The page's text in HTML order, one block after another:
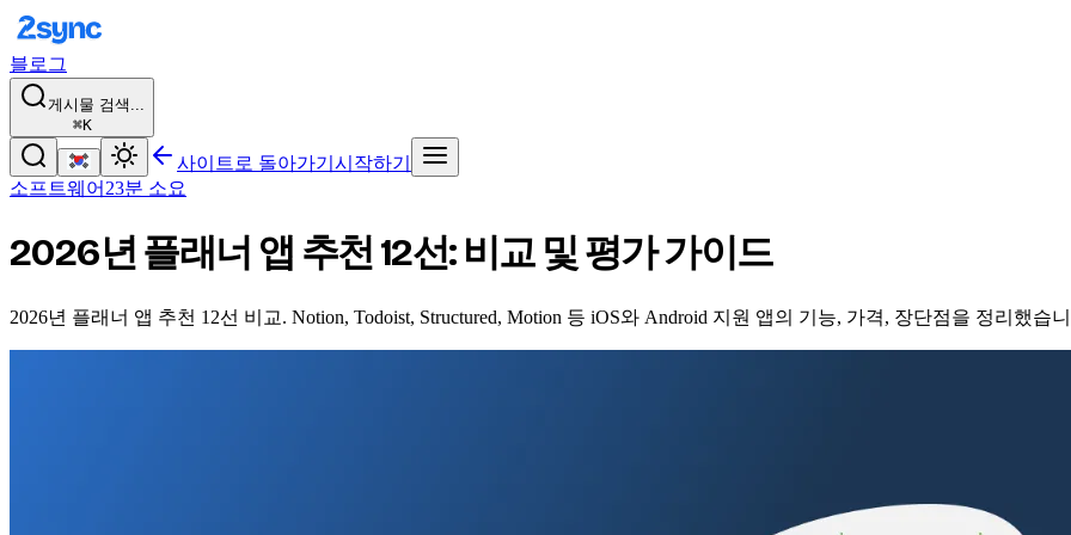
블로그
게시물 검색...
⌘K
사이트로 돌아가기 시작하기
소프트웨어 23분 소요
2026년 플래너 앱 추천 12선: 비교 및 평가 가이드
2026년 플래너 앱 추천 12선 비교. Notion, Todoist, Structured, Motion 등 iOS와 Android 지원 앱의 기능, 가격, 장단점을 정리했습